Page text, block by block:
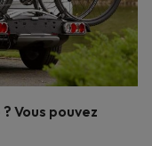
Vous pouvez